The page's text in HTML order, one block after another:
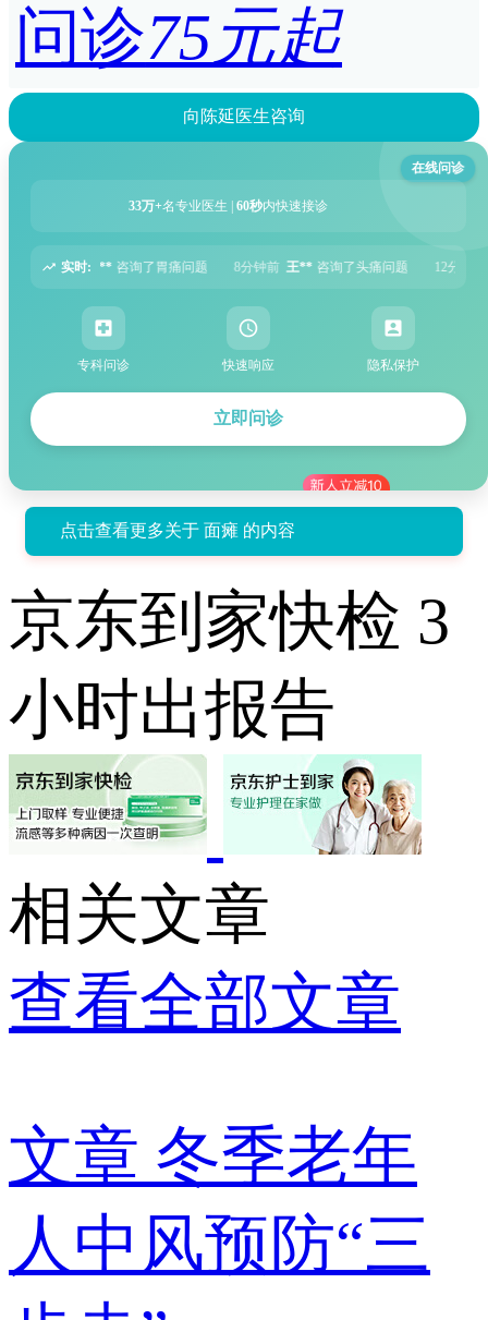
问诊75元起
向陈延医生咨询
在线问诊
33万+名专业医生 | 60秒内快速接诊
实时:
8分钟前 王** 咨询了头痛问题 12分钟前 刘** 咨询了腹泻问题 15分钟
专科问诊 快速响应 隐私保护
立即问诊
点击查看更多关于 面瘫 的内容
京东到家快检 3
小时出报告
相关文章
查看全部文章
文章 冬季老年
人中风预防“三